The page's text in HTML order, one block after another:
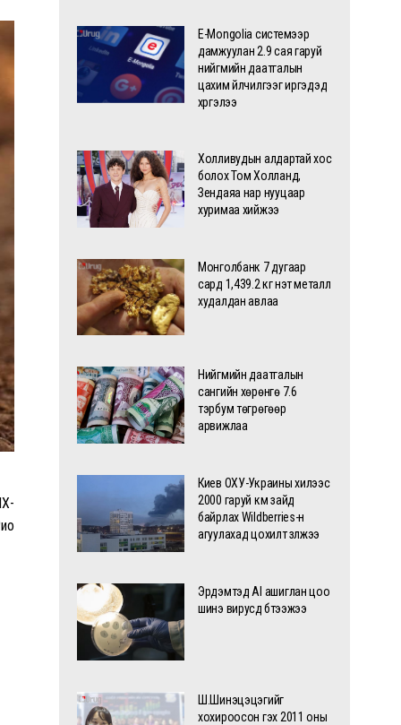
E-Mongolia системээр
дамжуулан 2.9 сая гаруй
нийгмийн даатгалын
цахим үйлчилгээг иргэдэд
хүргэлээ
Холливудын алдартай хос
болох Том Холланд,
Зендаяа нар нууцаар
хуримаа хийжээ
Монголбанк 7 дугаар
сард 1,439.2 кг үнэт металл
худалдан авлаа
Нийгмийн даатгалын
сангийн хөрөнгө 7.6
тэрбум төгрөгөөр
арвижлаа
Киев ОХУ-Украины хилээс
2000 гаруй км зайд
байрлах Wildberries-н
агуулахад цохилт үзүүлжээ
Эрдэмтэд AI ашиглан цоо
шинэ вирусүүд бүтээжээ
Ш.Шинэцэцэгийг
хохироосон гэх 2011 оны